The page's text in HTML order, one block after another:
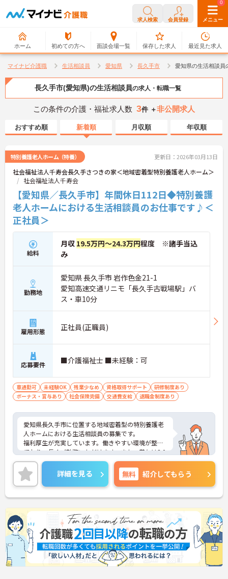
求人検索 会員登録 メニュー
ホーム 初めての方へ 面談会場一覧
0
保存した求人
0
最近見た求人
マイナビ介護職 生活相談員 愛知県 長久手市 愛知県の生活相談員
長久手市(愛知県)の生活相談員の求人・転職一覧
この条件の介護・福祉求人数 3件 ＋非公開求人
おすすめ順 新着順 月収順 年収順
特別養護老人ホーム（特養） 更新日：2026年03月13日
社会福祉法人千寿会長久手さつきの家＜地域密着型特別養護老人ホーム＞
社会福祉法人千寿会
【愛知県／長久手市】年間休日112日◆特別養護
老人ホームにおける生活相談員のお仕事です♪＜
正社員＞
給料
月収 19.5万円～24.3万円程度 ※諸手当込
み
勤務地
愛知県 長久手市 岩作色金21-1
愛知高速交通リニモ「長久手古戦場駅」バ
ス・車10分
雇用形態 正社員(正職員)
応募要件 ■介護福祉士 ■未経験：可
車通勤可 未経験OK 残業少なめ 資格取得サポート
研修制度あり
ボーナス・賞与あり
社会保険完備 交通費支給 退職金制度あり
愛知県長久手市に位置する地域密着型の特別養護老
人ホームにおける生活相談員の募集です。
福利厚生が充実しています。働きやすい環境が整っ
ており、長くご勤務いただけます。また、賞与は3.0
ヶ月分の支給実績があり、頑張りがきちんと評価さ
れる職場です。
ご興味のある方には、面接対策ポイントなど、さら
に詳細をお話しいたしますのでお気軽にご相談くだ
さい！
詳細を見る 無料 紹介してもらう